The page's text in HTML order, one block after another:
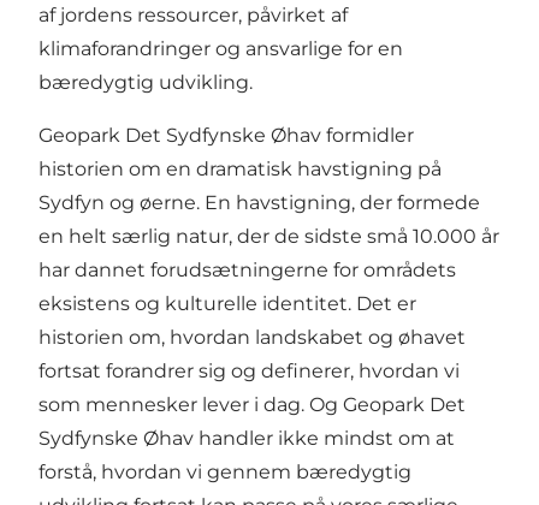
af jordens ressourcer, påvirket af
klimaforandringer og ansvarlige for en
bæredygtig udvikling.
Geopark Det Sydfynske Øhav formidler
historien om en dramatisk havstigning på
Sydfyn og øerne. En havstigning, der formede
en helt særlig natur, der de sidste små 10.000 år
har dannet forudsætningerne for områdets
eksistens og kulturelle identitet. Det er
historien om, hvordan landskabet og øhavet
fortsat forandrer sig og definerer, hvordan vi
som mennesker lever i dag. Og Geopark Det
Sydfynske Øhav handler ikke mindst om at
forstå, hvordan vi gennem bæredygtig